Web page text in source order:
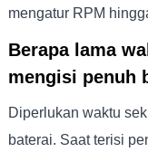
mengatur RPM
Berapa lama
mengisi penuh
Diperlukan waktu
baterai. Saat terisi